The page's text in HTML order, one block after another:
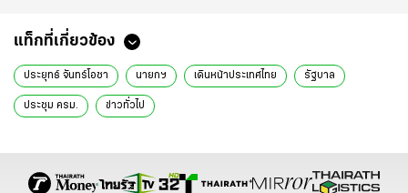
แท็กที่เกี่ยวข้อง
ประยุทธ์ จันทร์โอชา นายกฯ เดินหน้าประเทศไทย รัฐบาล
ประชุม ครม. ข่าวทั่วไป